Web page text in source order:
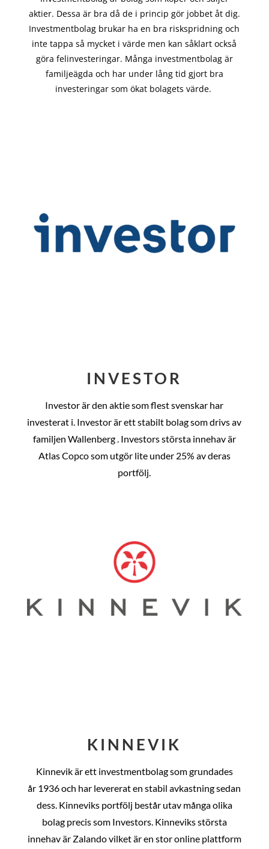
aktier. Dessa är bra då de i princip görjobbet åt dig.
Investmentbolag brukar ha en bra riskspridning och
inte tappa så mycket i värde men kan såklart också
göra felinvesteringar. Många investmentbolag är
familjeägda och har under lång tid gjort bra
investeringar som ökat bolagets värde.
INVESTOR
Investor är den aktie som flest svenskar har
investerat i. Investor är ett stabilt bolag som drivs av
familjen Wallenberg . Investors största innehav är
Atlas Copco som utgör lite under 25% av deras
portfölj.
KINNEVIK
Kinnevik är ett investmentbolag som grundades
år 1936 och har levererat en stabil avkastning sedan
dess. Kinneviks portfölj består utav många olika
bolag precis som Investors. Kinneviks största
innehav är Zalando vilket är en stor online plattform